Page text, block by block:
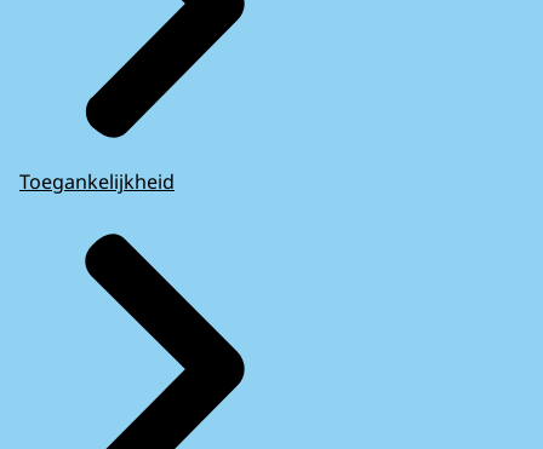
Toegankelijkheid